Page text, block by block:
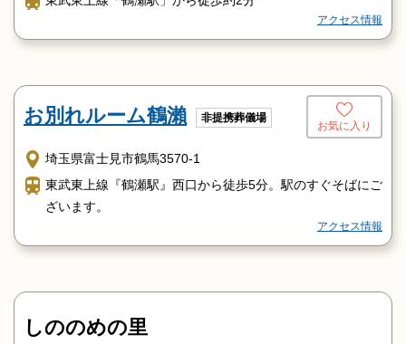
アクセス情報
お別れルーム鶴瀨 非提携葬儀場
お気に入り
埼玉県富士見市鶴馬3570-1
東武東上線『鶴瀬駅』西口から徒歩5分。駅のすぐそばにご
ざいます。
アクセス情報
しののめの里